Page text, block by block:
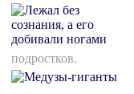
подростков.